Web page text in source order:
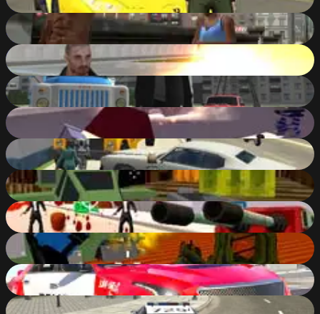
85
Gangster City Crime
85
%
Adventure City
84%
Russian Grand City Auto
84
%
Pixel Stories 1: Young Blood
84
Cars Thief
83%
Pixelar: Vehicle Wars
83%
Hammer 2: Reloaded
83
Blocky Combat Swat 2: Storm Desert
82%
Police Car Cop Real Simulator
82%
Police Cop Driver Simulator